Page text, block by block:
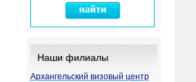
Наши филиалы
Архангельский визовый центр